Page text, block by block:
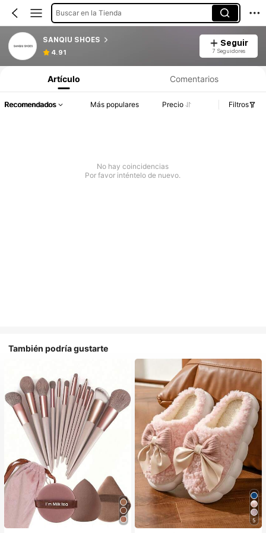
Buscar en la Tienda
SANQIU SHOES
4.91
Seguir
7 Seguidores
Artículo Comentarios
Recomendados Más populares Precio Filtros
No hay coincidencias
Por favor inténtelo de nuevo.
También podría gustarte
5